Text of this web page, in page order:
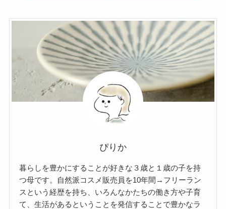
ぴりか
暮らしを豊かにすることが好きな３歳と１歳の子を持
つ母です。自然派コスメ販売員を10年間→フリーラン
スという経歴を持ち、いろんなかたちの働き方や子育
て、生活があるということを発信することで豊かなラ